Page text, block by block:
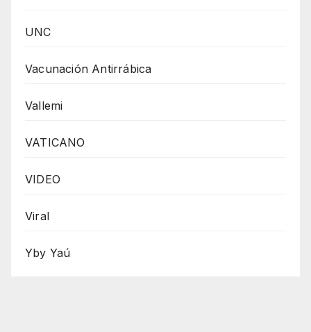
UNC
Vacunación Antirrábica
Vallemi
VATICANO
VIDEO
Viral
Yby Yaú